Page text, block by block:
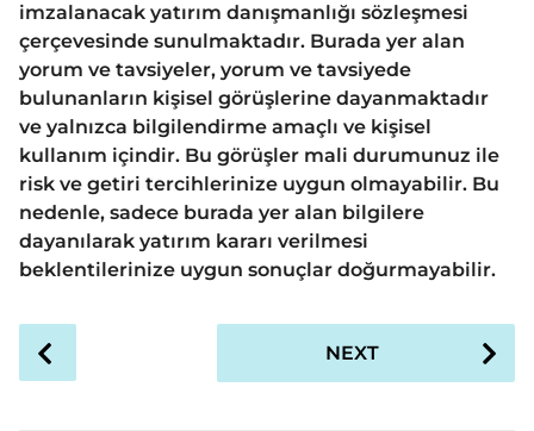
imzalanacak yatırım danışmanlığı sözleşmesi
çerçevesinde sunulmaktadır. Burada yer alan
yorum ve tavsiyeler, yorum ve tavsiyede
bulunanların kişisel görüşlerine dayanmaktadır
ve yalnızca bilgilendirme amaçlı ve kişisel
kullanım içindir. Bu görüşler mali durumunuz ile
risk ve getiri tercihlerinize uygun olmayabilir. Bu
nedenle, sadece burada yer alan bilgilere
dayanılarak yatırım kararı verilmesi
beklentilerinize uygun sonuçlar doğurmayabilir.
NEXT